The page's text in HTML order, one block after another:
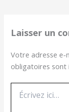
Laisser un
Votre adresse e-
obligatoires sont
ici…